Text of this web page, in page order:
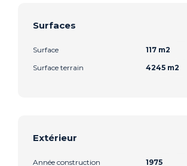
Surfaces
Surface
117 m2
Surface terrain
4245 m2
Extérieur
Année construction
1975